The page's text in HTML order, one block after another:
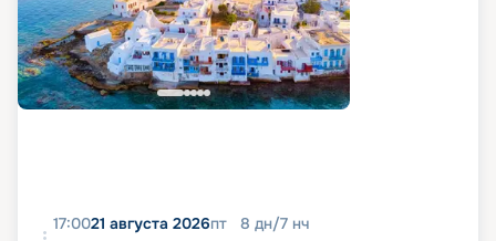
17:0021 августа 2026пт 8 дн/7 нч